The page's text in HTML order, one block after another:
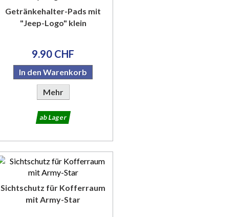
Getränkehalter-Pads mit
"Jeep-Logo" klein
9.90 CHF
In den Warenkorb
Mehr
ab Lager
Sichtschutz für Kofferraum
mit Army-Star